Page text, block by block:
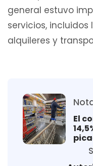
general estuvo
servicios,
alquileres y
El